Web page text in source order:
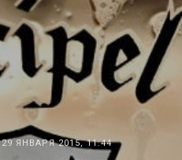
29 ЯНВАРЯ 2015, 11:44